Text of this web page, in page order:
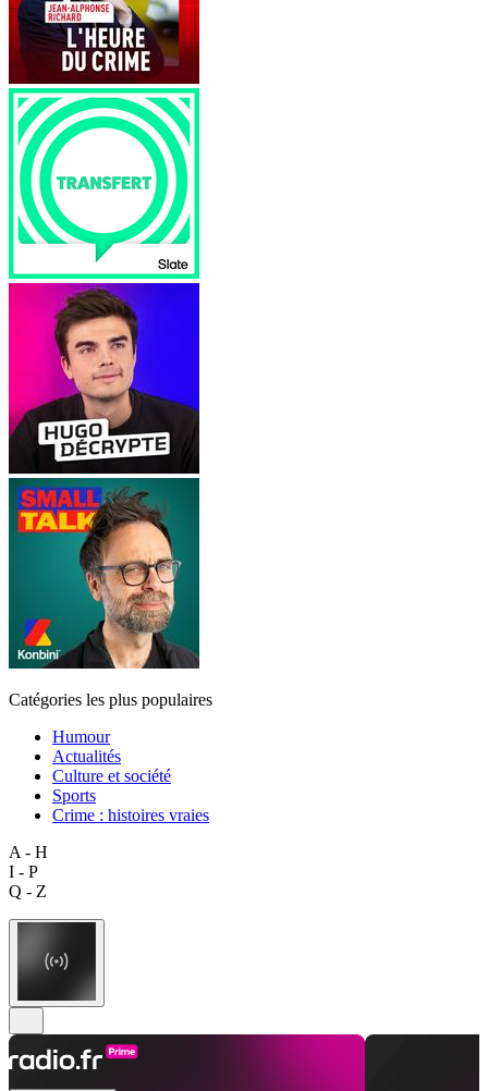
Catégories les plus populaires
Humour
Actualités
Culture et société
Sports
Crime : histoires vraies
A - H
I - P
Q - Z